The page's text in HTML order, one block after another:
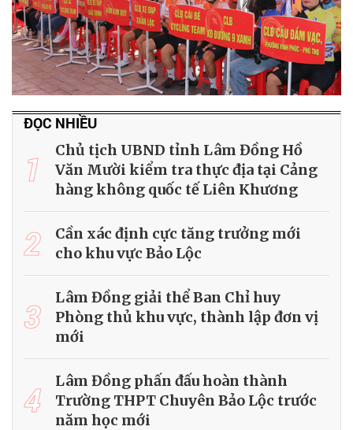
ĐỌC NHIỀU
1
Chủ tịch UBND tỉnh Lâm Đồng Hồ
Văn Mười kiểm tra thực địa tại Cảng
hàng không quốc tế Liên Khương
2
Cần xác định cực tăng trưởng mới
cho khu vực Bảo Lộc
3
Lâm Đồng giải thể Ban Chỉ huy
Phòng thủ khu vực, thành lập đơn vị
mới
4
Lâm Đồng phấn đấu hoàn thành
Trường THPT Chuyên Bảo Lộc trước
năm học mới